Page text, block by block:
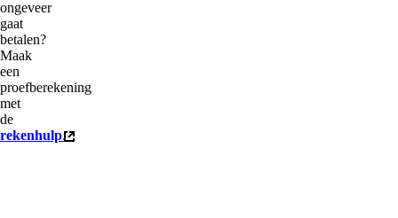
ongeveer
gaat
betalen?
Maak
een
proefberekening
met
de
rekenhulp.(externe link)